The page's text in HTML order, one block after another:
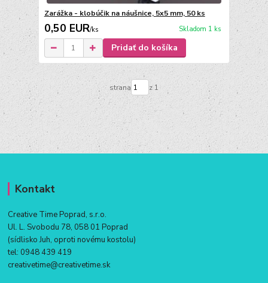
Zarážka - klobúčik na náušnice, 5x5 mm, 50 ks
0,50 EUR/ks Skladom 1 ks
Pridať do košíka
strana z 1
Kontakt
Creative Time Poprad, s.r.o.
Ul. L. Svobodu 78, 058 01 Poprad
(sídlisko Juh, oproti novému kostolu)
tel: 0948 439 419
creativetime@creativetime.sk